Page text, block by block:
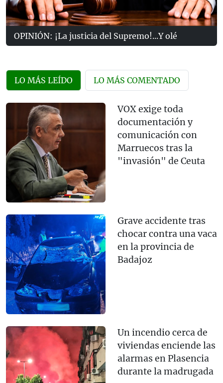
OPINIÓN: ¡La justicia del Supremo!...Y olé
LO MÁS LEÍDO LO MÁS COMENTADO
VOX exige toda
documentación y
comunicación con
Marruecos tras la
"invasión" de Ceuta
Grave accidente tras
chocar contra una vaca
en la provincia de
Badajoz
Un incendio cerca de
viviendas enciende las
alarmas en Plasencia
durante la madrugada